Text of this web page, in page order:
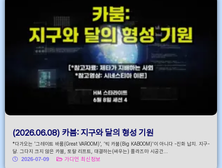
(2026.06.08) 카붐: 지구와 달의 형성 기원
*다가오는 '그레이트 바룸(Great VAROOM)', '빅 카붐(Big KABOOM)'이 아니다 -진화 납치. 지구-
달. 그다지 크지 않은 카붐, 토랄 리프트, 대결하는(싸우는) 플라즈마 시공간...
2026-07-09
가디언 최신정보